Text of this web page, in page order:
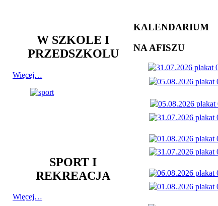
W SZKOLE I
PRZEDSZKOLU
Więcej…
SPORT I
REKREACJA
Więcej…
KALENDARIUM
NA AFISZU